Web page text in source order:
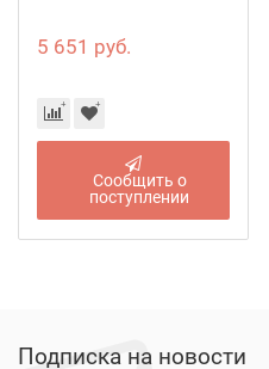
5 651 руб.
Сообщить о
поступлении
Подписка на новости